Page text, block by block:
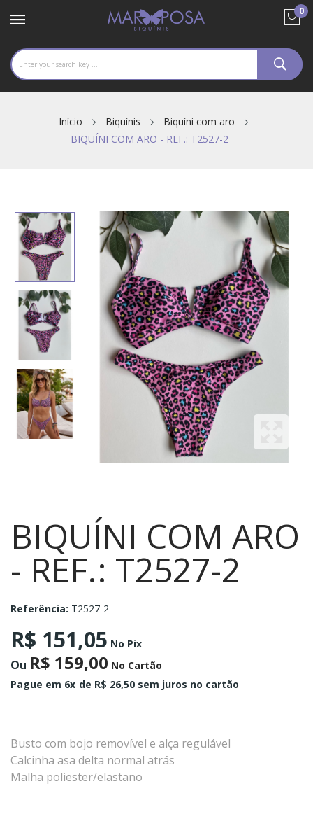
0
Início Biquínis
Biquíni com aro
BIQUÍNI COM ARO - REF.: T2527-2
BIQUÍNI COM ARO
- REF.: T2527-2
Referência: T2527-2
R$ 151,05 No Pix
Ou R$ 159,00 No Cartão
Pague em 6x de R$ 26,50 sem juros no cartão
Busto com bojo removível e alça regulável
Calcinha asa delta normal atrás
Malha poliester/elastano